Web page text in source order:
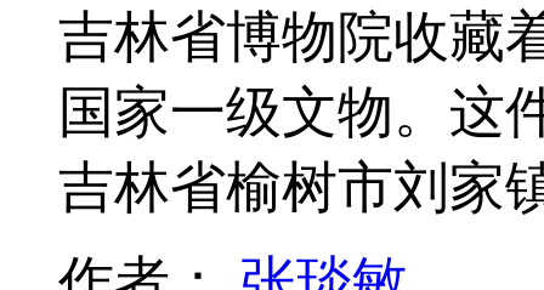
吉林省博物院收藏
国家一级文物。这
吉林省榆树市刘家